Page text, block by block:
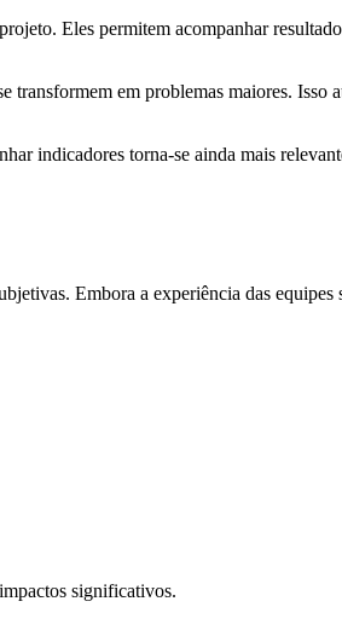
Eles permitem acompanhar
em problemas maiores. Isso
indicadores torna-se ainda mais
Embora a experiência das
significativos.